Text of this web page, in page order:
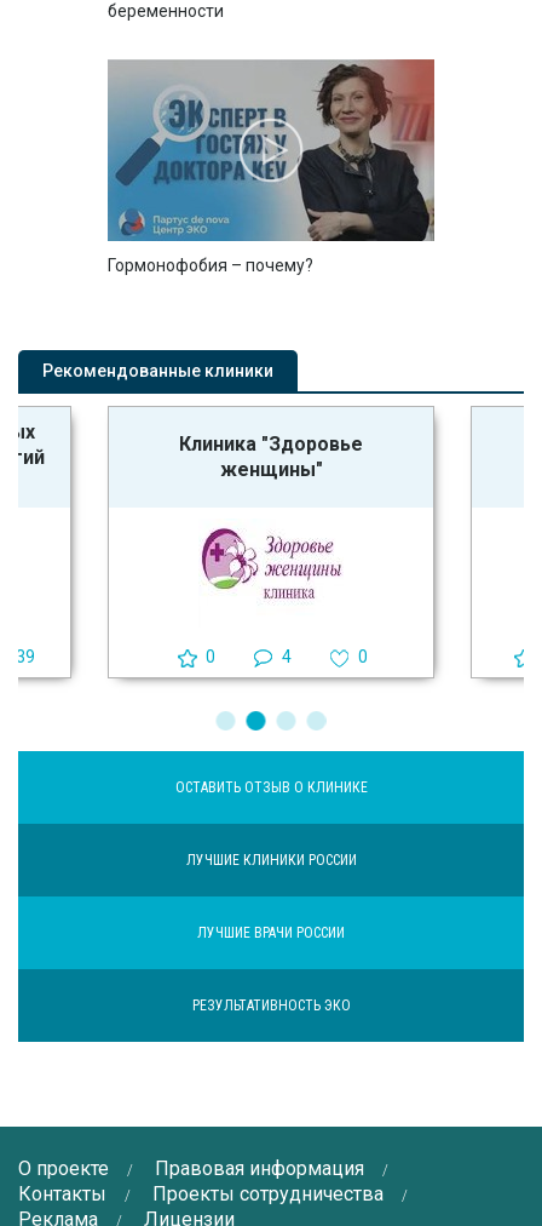
беременности
Гормонофобия – почему?
Рекомендованные клиники
39
Клиника "Здоровье
женщины"
0 4 0
ОСТАВИТЬ ОТЗЫВ О КЛИНИКЕ
ЛУЧШИЕ КЛИНИКИ РОССИИ
ЛУЧШИЕ ВРАЧИ РОССИИ
РЕЗУЛЬТАТИВНОСТЬ ЭКО
О проекте
Правовая информация
Контакты
Проекты сотрудничества
Реклама
Лицензии